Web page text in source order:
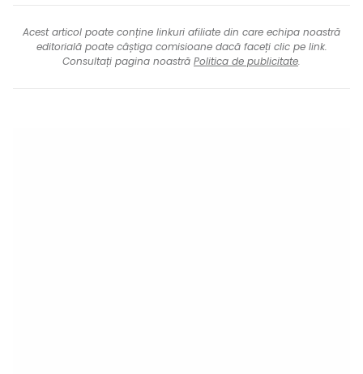
Acest articol poate conține linkuri afiliate din care echipa noastră
editorială poate câștiga comisioane dacă faceți clic pe link.
Consultați pagina noastră Politica de publicitate.